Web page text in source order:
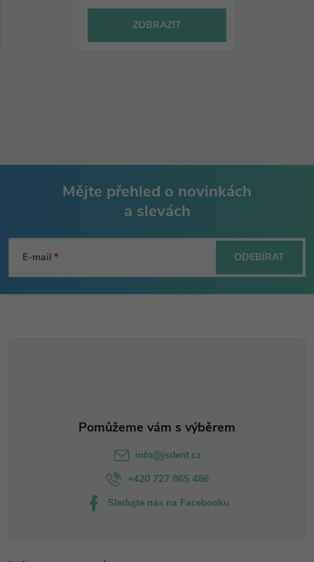
ZOBRAZIT
p
Mějte přehled o novinkách
a slevách
E-mail ODEBÍRAT
info@jsdent.cz
+420 727 865 486
Sledujte nás na Facebooku